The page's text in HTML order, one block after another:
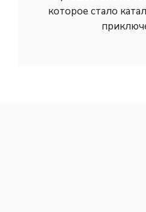
которое стало